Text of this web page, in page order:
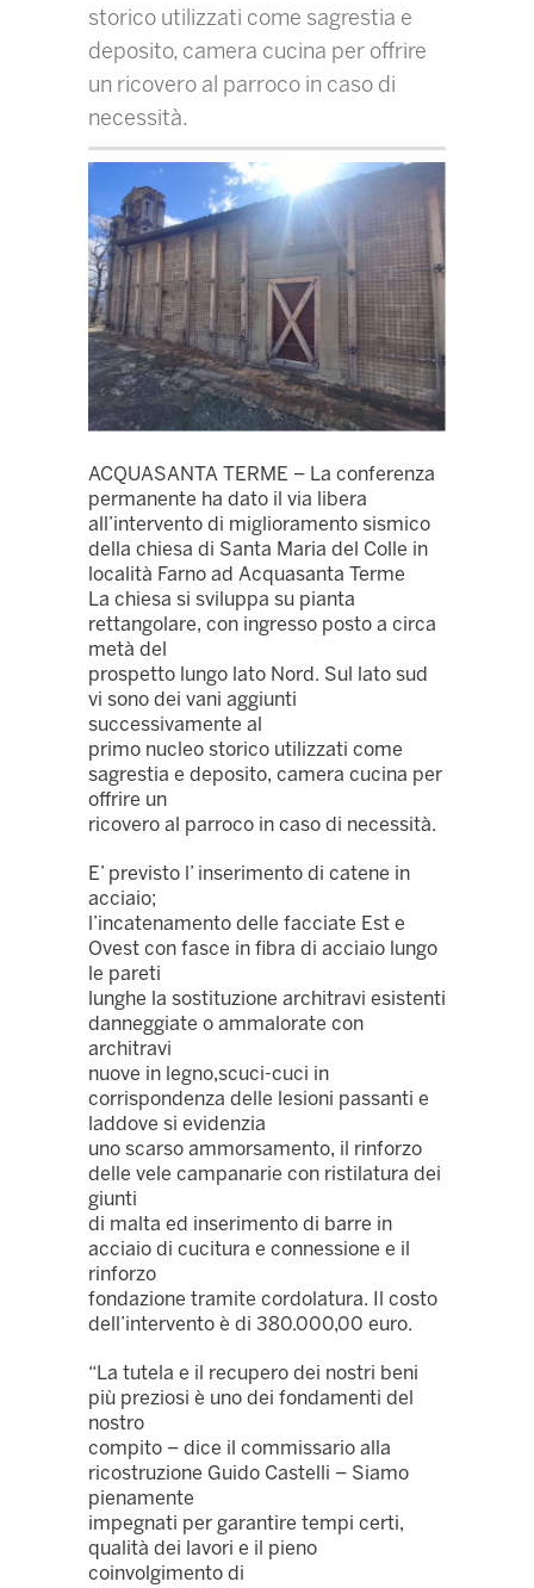
storico utilizzati come sagrestia e
deposito, camera cucina per offrire
un ricovero al parroco in caso di
necessità.
ACQUASANTA TERME – La conferenza
permanente ha dato il via libera
all’intervento di miglioramento sismico
della chiesa di Santa Maria del Colle in
località Farno ad Acquasanta Terme
La chiesa si sviluppa su pianta
rettangolare, con ingresso posto a circa
metà del
prospetto lungo lato Nord. Sul lato sud
vi sono dei vani aggiunti
successivamente al
primo nucleo storico utilizzati come
sagrestia e deposito, camera cucina per
offrire un
ricovero al parroco in caso di necessità.
E’ previsto l’ inserimento di catene in
acciaio;
l’incatenamento delle facciate Est e
Ovest con fasce in fibra di acciaio lungo
le pareti
lunghe la sostituzione architravi esistenti
danneggiate o ammalorate con
architravi
nuove in legno,scuci-cuci in
corrispondenza delle lesioni passanti e
laddove si evidenzia
uno scarso ammorsamento, il rinforzo
delle vele campanarie con ristilatura dei
giunti
di malta ed inserimento di barre in
acciaio di cucitura e connessione e il
rinforzo
fondazione tramite cordolatura. Il costo
dell’intervento è di 380.000,00 euro.
“La tutela e il recupero dei nostri beni
più preziosi è uno dei fondamenti del
nostro
compito – dice il commissario alla
ricostruzione Guido Castelli – Siamo
pienamente
impegnati per garantire tempi certi,
qualità dei lavori e il pieno
coinvolgimento di